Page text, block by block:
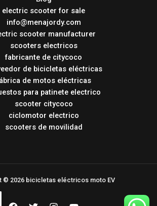
electric scooter for sale
info@menajordy.com
scooter manufacturer
scooters electricos
fabricante de citycoco
de bicicletas eléctricas
de motos eléctricas
para patinete electrico
scooter citycoco
ciclomotor electrico
scooters de movilidad
© 2026 bicicletas eléctricos moto EV